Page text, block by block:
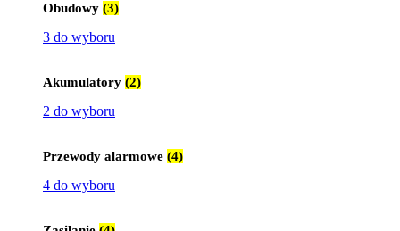
Obudowy (3)
3 do wyboru
Akumulatory (2)
2 do wyboru
Przewody alarmowe (4)
4 do wyboru